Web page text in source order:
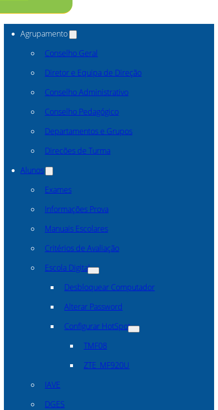
Agrupamento
Conselho Geral
Diretor e Equipa de Direção
Conselho Administrativo
Conselho Pedagógico
Departamentos e Grupos
Direcões de Turma
Alunos
Exames
Informações Prova
Manuais Escolares
Critérios de Avaliação
Escola Digital
Desbloquear Computador
Alterar Password
Configurar HotSpot
TMF08
ZTE_MF920U
IAVE
DGES